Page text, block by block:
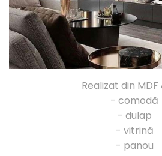
Realizat din MDF
- comodă
- dulap
- vitrină
- panou